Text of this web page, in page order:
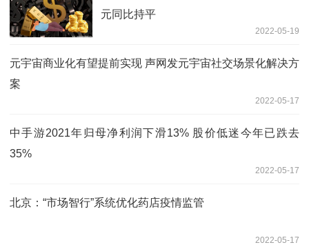
元同比持平
2022-05-19
元宇宙商业化有望提前实现 声网发元宇宙社交场景化解决方
案
2022-05-17
中手游2021年归母净利润下滑13% 股价低迷今年已跌去
35%
2022-05-17
北京：“市场智行”系统优化药店疫情监管
2022-05-17